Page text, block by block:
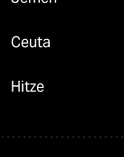
Ceuta
Hitze